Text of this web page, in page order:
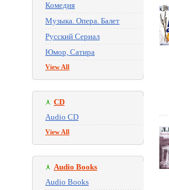
Комедия
Музыка. Опера. Балет
Русский Сериал
Юмор, Сатира
View All
CD
Audio CD
View All
Audio Books
Audio Books